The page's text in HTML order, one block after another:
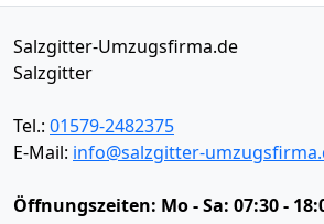
Salzgitter-Umzugsfirma.de
Salzgitter
Tel.: 01579-2482375
E-Mail: info@salzgitter-
Öffnungszeiten: Mo - Sa: 07:30 -